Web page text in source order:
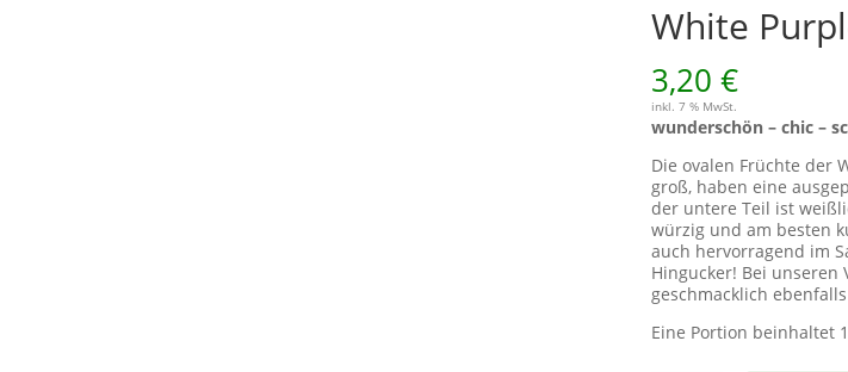
White
3,20€
inkl. 7 % MwSt.
wunderschön – chic –
Die ovalen Früchte der
groß, haben eine
der untere Teil ist
würzig und am besten
auch hervorragend im
Hingucker! Bei unseren
geschmacklich
Eine Portion beinhaltet